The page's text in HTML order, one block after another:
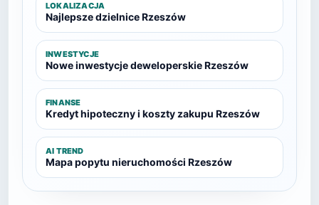
LOKALIZACJA
Najlepsze dzielnice Rzeszów
INWESTYCJE
Nowe inwestycje deweloperskie Rzeszów
FINANSE
Kredyt hipoteczny i koszty zakupu Rzeszów
AI TREND
Mapa popytu nieruchomości Rzeszów